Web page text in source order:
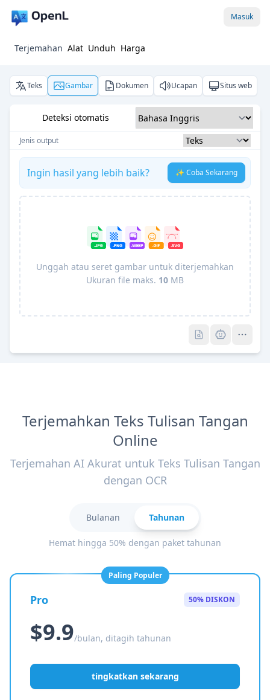
Masuk
Terjemahan Alat Unduh Harga
Teks Gambar Dokumen Ucapan Situs web
Deteksi otomatis
Jenis output
Ingin hasil yang lebih baik? ✨ Coba Sekarang
Unggah atau seret gambar untuk diterjemahkan
Ukuran file maks. 10 MB
Terjemahkan Teks Tulisan Tangan
Online
Terjemahan AI Akurat untuk Teks Tulisan Tangan
dengan OCR
Bulanan Tahunan
Hemat hingga 50% dengan paket tahunan
Paling Populer
Pro 50% DISKON
$9.9/bulan, ditagih tahunan
tingkatkan sekarang